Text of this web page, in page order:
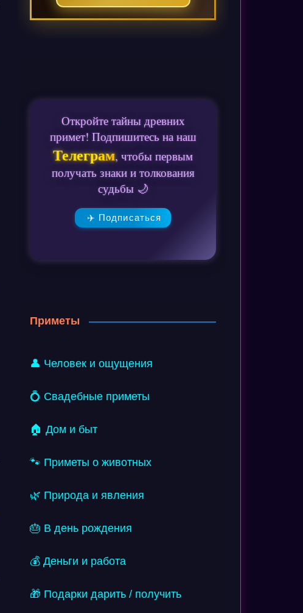
Откройте тайны древних
примет! Подпишитесь на наш
Телеграм, чтобы первым
получать знаки и толкования
судьбы 🌙
✈️ Подписаться
Приметы
👤 Человек и ощущения
💍 Свадебные приметы
🏠 Дом и быт
🐾 Приметы о животных
🌿 Природа и явления
🎂 В день рождения
💰 Деньги и работа
🎁 Подарки дарить / получить